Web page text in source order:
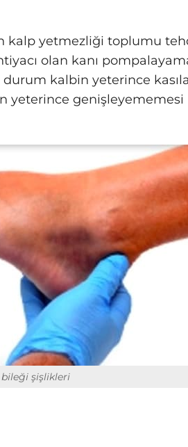
kalp yetmezliği toplumu
olan kanı
kalbin yeterince
yeterince
şişlikleri